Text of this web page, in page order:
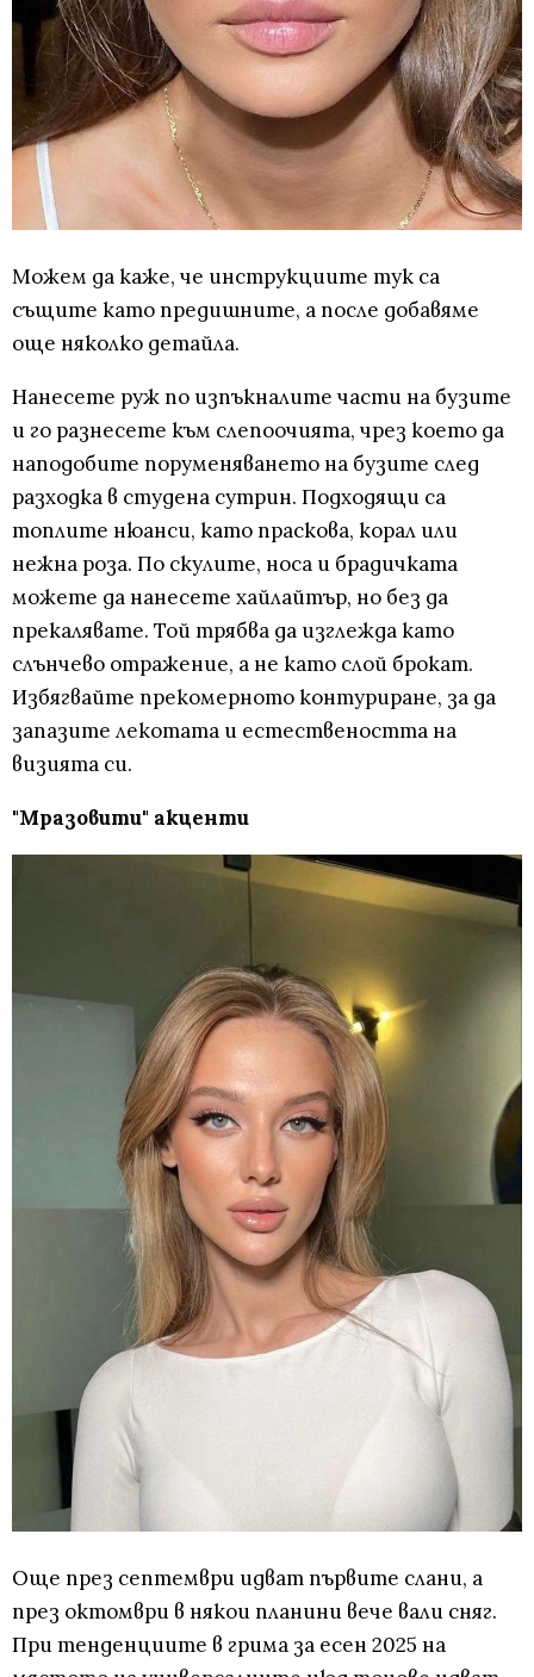
Можем да каже, че инструкциите тук са
същите като предишните, а после добавяме
още няколко детайла.
Нанесете руж по изпъкналите части на бузите
и го разнесете към слепоочията, чрез което да
наподобите поруменяването на бузите след
разходка в студена сутрин. Подходящи са
топлите нюанси, като праскова, корал или
нежна роза. По скулите, носа и брадичката
можете да нанесете хайлайтър, но без да
прекалявате. Той трябва да изглежда като
слънчево отражение, а не като слой брокат.
Избягвайте прекомерното контуриране, за да
запазите лекотата и естествеността на
визията си.
"Мразовити" акценти
Още през септември идват първите слани, а
през октомври в някои планини вече вали сняг.
При тенденциите в грима за есен 2025 на